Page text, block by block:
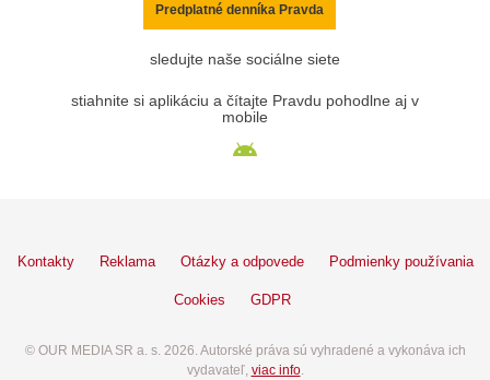
Predplatné denníka Pravda
sledujte naše sociálne siete
stiahnite si aplikáciu a čítajte Pravdu pohodlne aj v
mobile
Kontakty Reklama Otázky a odpovede Podmienky používania
Cookies GDPR
© OUR MEDIA SR a. s. 2026. Autorské práva sú vyhradené a vykonáva ich
vydavateľ, viac info.